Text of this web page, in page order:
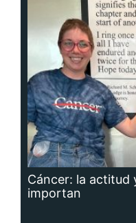
Cáncer: la actitud
importan